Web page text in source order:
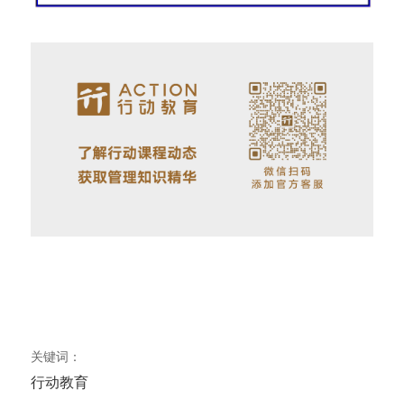
关键词：
行动教育